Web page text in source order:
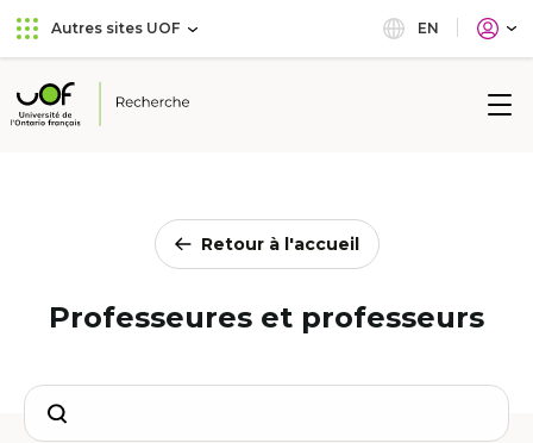
Aller
au
principal
Passer
au
Autres sites UOF EN
Université
Retour à l'accueil
Professeures et professeurs
Search